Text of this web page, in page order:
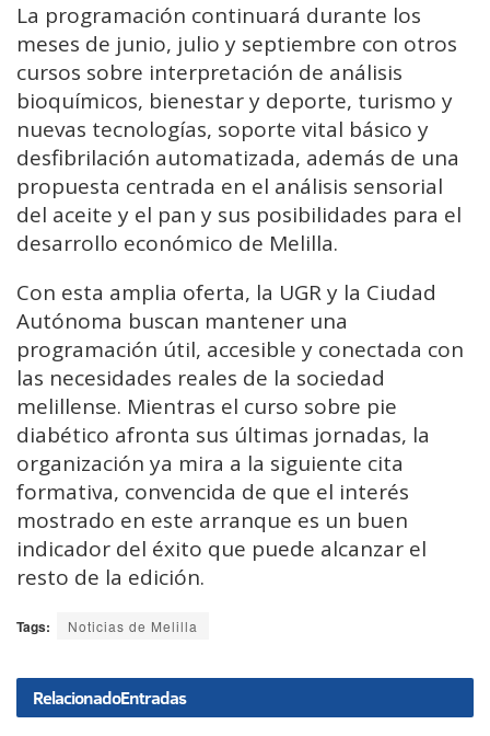
La programación continuará durante los
meses de junio, julio y septiembre con otros
cursos sobre interpretación de análisis
bioquímicos, bienestar y deporte, turismo y
nuevas tecnologías, soporte vital básico y
desfibrilación automatizada, además de una
propuesta centrada en el análisis sensorial
del aceite y el pan y sus posibilidades para el
desarrollo económico de Melilla.
Con esta amplia oferta, la UGR y la Ciudad
Autónoma buscan mantener una
programación útil, accesible y conectada con
las necesidades reales de la sociedad
melillense. Mientras el curso sobre pie
diabético afronta sus últimas jornadas, la
organización ya mira a la siguiente cita
formativa, convencida de que el interés
mostrado en este arranque es un buen
indicador del éxito que puede alcanzar el
resto de la edición.
Tags: Noticias de Melilla
RelacionadoEntradas